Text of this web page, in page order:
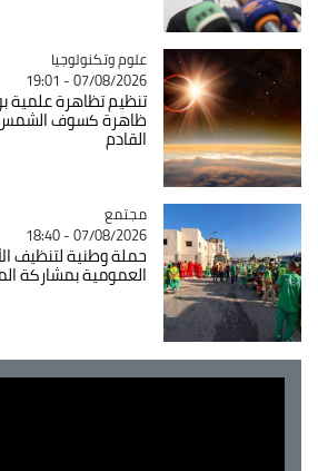
Catégorie
علوم وتكنولوجيا
07/08/2026 - 19:01
تنظيم تظاهرة علمية
ظاهرة كسوف الشمس
القادم
Catégorie
مجتمع
07/08/2026 - 18:40
حملة وطنية لتنظيف
العمومية بمشاركة